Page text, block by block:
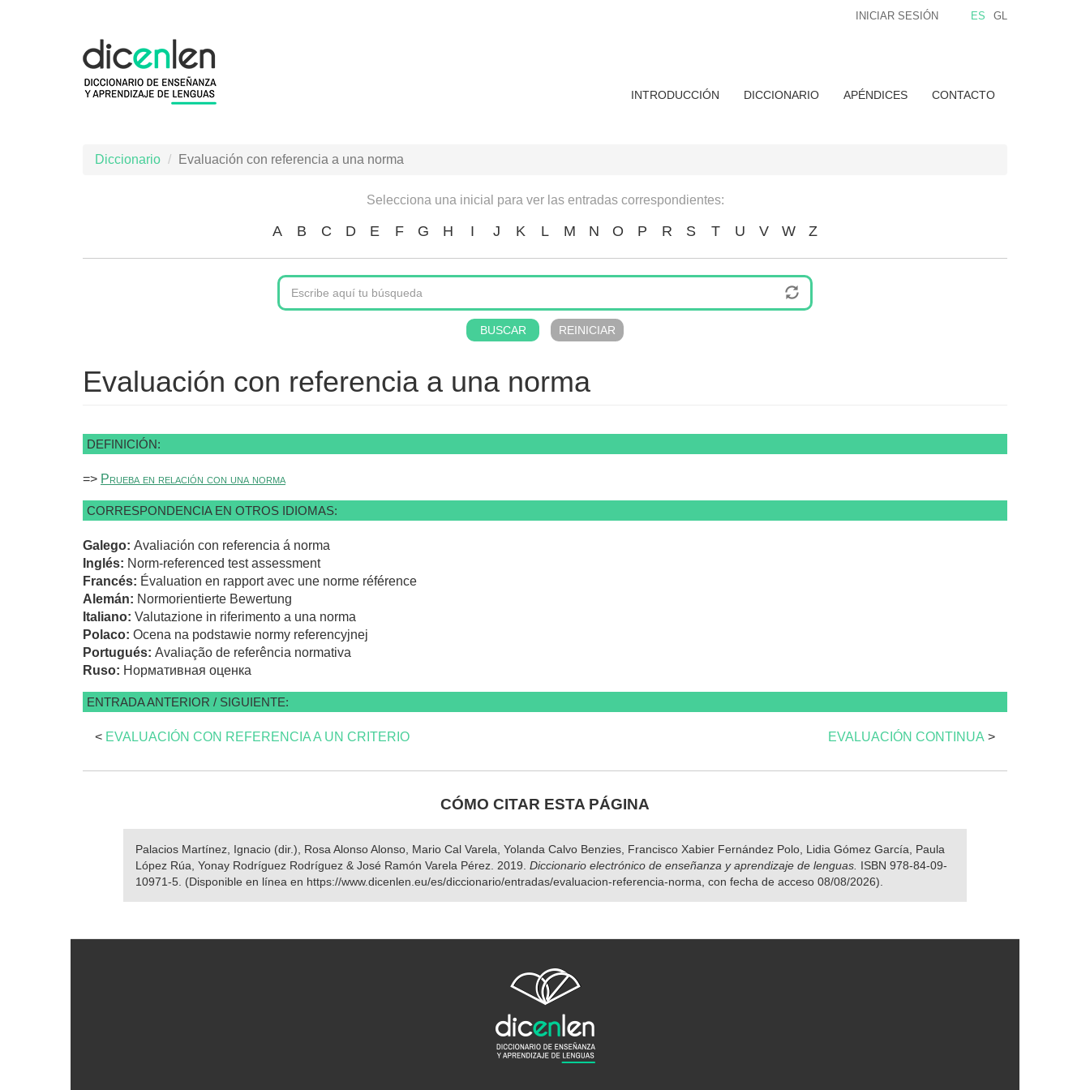
ES GL
INICIAR SESIÓN
INTRODUCCIÓN DICCIONARIO APÉNDICES CONTACTO
Diccionario Evaluación con referencia a una norma
Selecciona una inicial para ver las entradas correspondientes:
A B C D E F G H I J K L M N O P R S T U V W Z
Evaluación con referencia a una norma
DEFINICIÓN:
=> Prueba en relación con una norma
CORRESPONDENCIA EN OTROS IDIOMAS:
Galego: Avaliación con referencia á norma
Inglés: Norm-referenced test assessment
Francés: Évaluation en rapport avec une norme référence
Alemán: Normorientierte Bewertung
Italiano: Valutazione in riferimento a una norma
Polaco: Ocena na podstawie normy referencyjnej
Portugués: Avaliação de referência normativa
Ruso: Нормативная оценка
ENTRADA ANTERIOR / SIGUIENTE:
< EVALUACIÓN CON REFERENCIA A UN CRITERIO EVALUACIÓN CONTINUA >
CÓMO CITAR ESTA PÁGINA
Palacios Martínez, Ignacio (dir.), Rosa Alonso Alonso, Mario Cal Varela, Yolanda Calvo Benzies, Francisco Xabier Fernández Polo, Lidia Gómez García, Paula
López Rúa, Yonay Rodríguez Rodríguez & José Ramón Varela Pérez. 2019. Diccionario electrónico de enseñanza y aprendizaje de lenguas. ISBN 978-84-09-
10971-5. (Disponible en línea en https://www.dicenlen.eu/es/diccionario/entradas/evaluacion-referencia-norma, con fecha de acceso 08/08/2026).